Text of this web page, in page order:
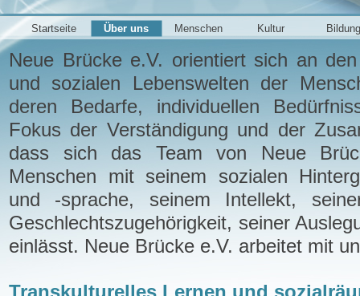
Startseite Über uns Menschen Kultur Bildung
Neue Brücke e.V. orientiert sich an
und sozialen Lebenswelten der
deren Bedarfe, individuellen
Fokus der Verständigung und der
dass sich das Team von Neue
Menschen mit seinem sozialen
und -sprache, seinem Intellekt,
Geschlechtszugehörigkeit, seiner
einlässt. Neue Brücke e.V. arbeitet mit
Transkulturelles Lernen und